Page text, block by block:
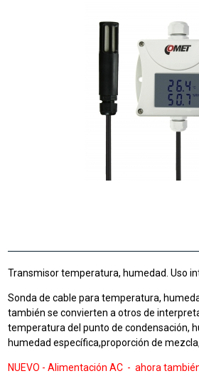
Transmisor temperatura, humedad. Uso
Sonda de cable para temperatura,
también se convierten a otros de
temperatura del punto de condensación,
humedad específica,proporción de
NUEVO - AlimentaciónAC - ahora